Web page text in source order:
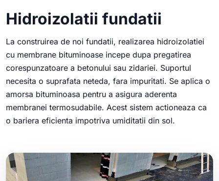
Hidroizolatii fundatii
La construirea de noi fundatii, realizarea hidroizolatiei
cu membrane bituminoase incepe dupa pregatirea
corespunzatoare a betonului sau zidariei. Suportul
necesita o suprafata neteda, fara impuritati. Se aplica o
amorsa bituminoasa pentru a asigura aderenta
membranei termosudabile. Acest sistem actioneaza ca
o bariera eficienta impotriva umiditatii din sol.